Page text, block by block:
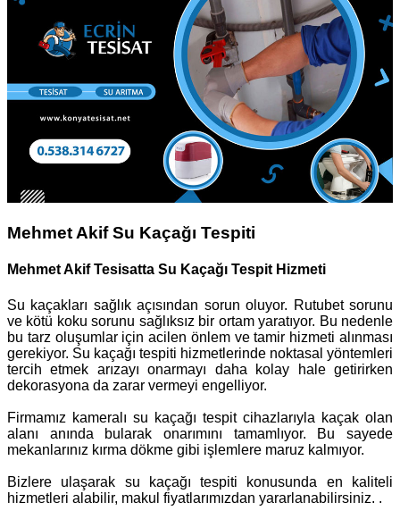
Mehmet Akif Su Kaçağı Tespiti
Mehmet Akif Tesisatta Su Kaçağı Tespit Hizmeti
Su kaçakları sağlık açısından sorun oluyor. Rutubet sorunu
ve kötü koku sorunu sağlıksız bir ortam yaratıyor. Bu nedenle
bu tarz oluşumlar için acilen önlem ve tamir hizmeti alınması
gerekiyor. Su kaçağı tespiti hizmetlerinde noktasal yöntemleri
tercih etmek arızayı onarmayı daha kolay hale getirirken
dekorasyona da zarar vermeyi engelliyor.
Firmamız kameralı su kaçağı tespit cihazlarıyla kaçak olan
alanı anında bularak onarımını tamamlıyor. Bu sayede
mekanlarınız kırma dökme gibi işlemlere maruz kalmıyor.
Bizlere ulaşarak su kaçağı tespiti konusunda en kaliteli
hizmetleri alabilir, makul fiyatlarımızdan yararlanabilirsiniz. .